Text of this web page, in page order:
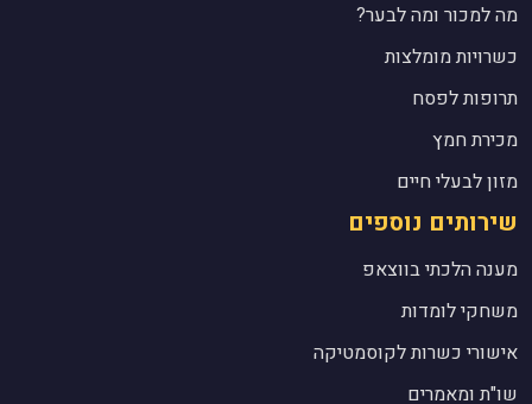
מה למכור ומה לבער?
כשרויות מומלצות
תרופות לפסח
מכירת חמץ
מזון לבעלי חיים
שירותים נוספים
מענה הלכתי בווצאפ
משחקי לומדות
אישורי כשרות לקוסמטיקה
שו"ת ומאמרים